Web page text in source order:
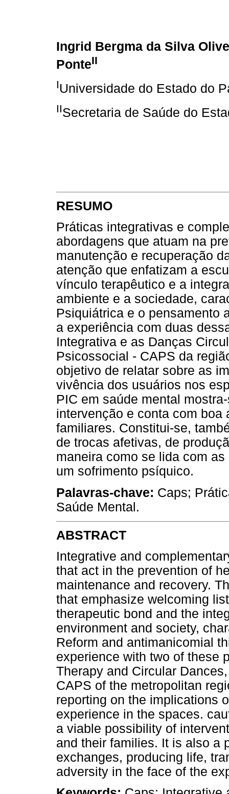
Ingrid Bergma da Silva
PonteII
IUniversidade do Estado do
IISecretaria de Saúde do
RESUMO
Práticas integrativas e
abordagens que atuam na
manutenção e recuperação
atenção que enfatizam a
vínculo terapêutico e a
ambiente e a sociedade,
Psiquiátrica e o pensamento
a experiência com duas
Integrativa e as Danças
Psicossocial - CAPS da
objetivo de relatar sobre as
vivência dos usuários nos
PIC em saúde mental
intervenção e conta com
familiares. Constitui-se,
de trocas afetivas, de
maneira como se lida com
um sofrimento psíquico.
Palavras-chave: Caps;
Saúde Mental.
ABSTRACT
Integrative and
that act in the prevention of
maintenance and recovery.
that emphasize welcoming
therapeutic bond and the
environment and society,
Reform and antimanicomial
experience with two of these
Therapy and Circular
CAPS of the metropolitan
reporting on the implications
experience in the spaces.
a viable possibility of
and their families. It is also a
exchanges, producing life,
adversity in the face of the